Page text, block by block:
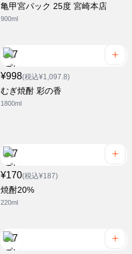
亀甲宮パック 25度 宮崎本店
900ml
¥998(税込¥1,097.8)
むぎ焼酎 彩の香
1800ml
¥170(税込¥187)
焼酎20%
220ml